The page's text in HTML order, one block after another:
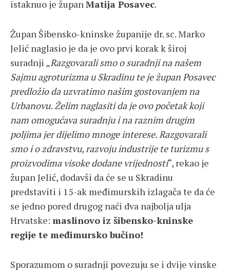
istaknuo je županMatija Posavec.
Župan Šibensko-kninske županije dr. sc. Marko
Jelić naglasio je da je ovo prvi korak k široj
suradnji „Razgovarali smo o suradnji na našem
Sajmu agroturizma u Skradinu te je župan Posavec
predložio da uzvratimo našim gostovanjem na
Urbanovu. Želim naglasiti da je ovo početak koji
nam omogućava suradnju i na raznim drugim
poljima jer dijelimo mnoge interese. Razgovarali
smo i o zdravstvu, razvoju industrije te turizmu s
proizvodima visoke dodane vrijednosti“, rekao je
župan Jelić, dodavši da će se u Skradinu
predstaviti i 15-ak međimurskih izlagača te da će
se jedno pored drugog naći dva najbolja ulja
Hrvatske: maslinovo iz šibensko-kninske
regije te međimursko bučino!
Sporazumom o suradnji povezuju se i dvije vinske